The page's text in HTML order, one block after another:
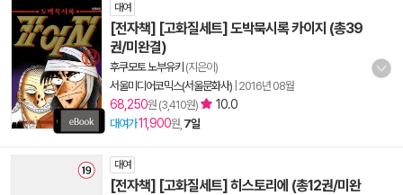
대여
[전자책] [고화질세트] 도박묵시록 카이지 (총39
권/미완결)
후쿠모토 노부유키 (지은이)
서울미디어코믹스(서울문화사) 2016년 08월
68,250원 (3,410원) 10.0
대여가11,900원, 7일
대여
[전자책] [고화질세트] 히스토리에 (총12권/미완